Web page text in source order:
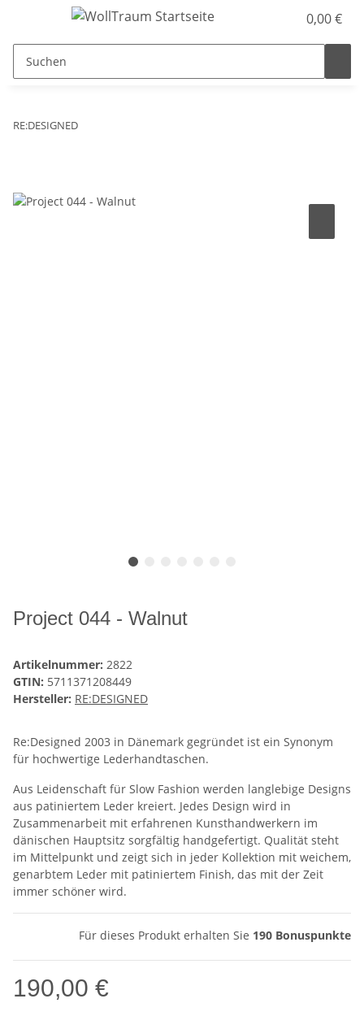
0,00 €
RE:DESIGNED
Project 044 - Walnut
Artikelnummer: 2822
GTIN: 5711371208449
Hersteller: RE:DESIGNED
Re:Designed 2003 in Dänemark gegründet ist ein Synonym
für hochwertige Lederhandtaschen.
Aus Leidenschaft für Slow Fashion werden langlebige Designs
aus patiniertem Leder kreiert. Jedes Design wird in
Zusammenarbeit mit erfahrenen Kunsthandwerkern im
dänischen Hauptsitz sorgfältig handgefertigt. Qualität steht
im Mittelpunkt und zeigt sich in jeder Kollektion mit weichem,
genarbtem Leder mit patiniertem Finish, das mit der Zeit
immer schöner wird.
Für dieses Produkt erhalten Sie 190 Bonuspunkte
190,00 €